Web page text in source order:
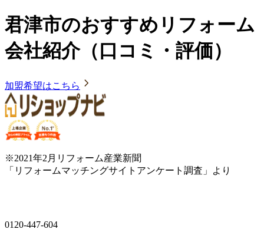
君津市のおすすめリフォーム
会社紹介（口コミ・評価）
加盟希望はこちら
※2021年2月リフォーム産業新聞
「リフォームマッチングサイトアンケート調査」より
0120-447-604